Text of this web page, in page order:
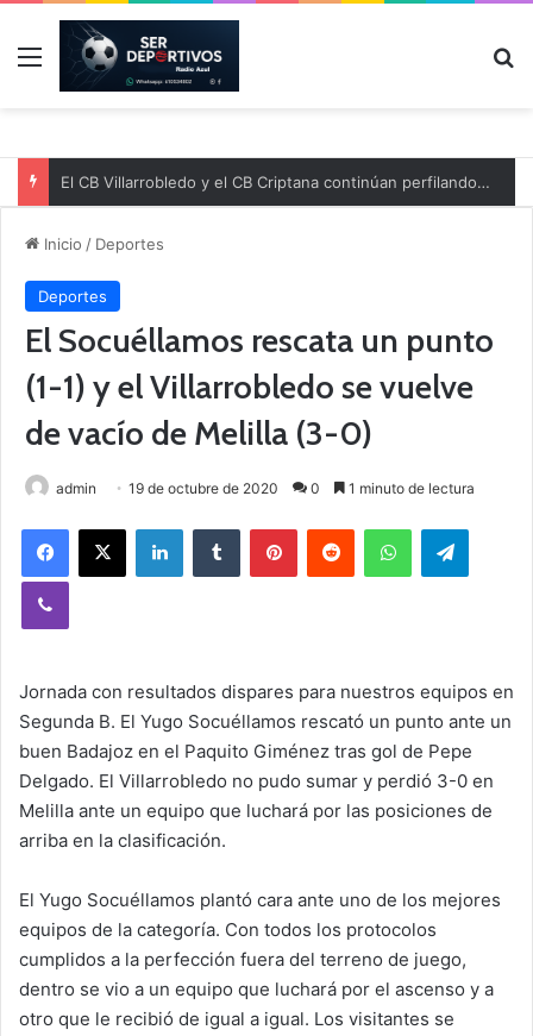
Menú
El CB Villarrobledo y el CB Criptana continúan perfilando sus plantillas
Inicio / Deportes
Deportes
El Socuéllamos rescata un punto
(1-1) y el Villarrobledo se vuelve
de vacío de Melilla (3-0)
admin 19 de octubre de 2020 0 1 minuto de lectura
Jornada con resultados dispares para nuestros equipos en
Segunda B. El Yugo Socuéllamos rescató un punto ante un
buen Badajoz en el Paquito Giménez tras gol de Pepe
Delgado. El Villarrobledo no pudo sumar y perdió 3-0 en
Melilla ante un equipo que luchará por las posiciones de
arriba en la clasificación.
El Yugo Socuéllamos plantó cara ante uno de los mejores
equipos de la categoría. Con todos los protocolos
cumplidos a la perfección fuera del terreno de juego,
dentro se vio a un equipo que luchará por el ascenso y a
otro que le recibió de igual a igual. Los visitantes se